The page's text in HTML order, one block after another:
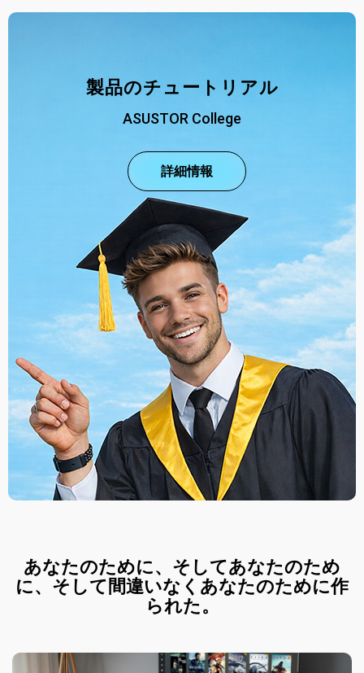
製品のチュートリアル
ASUSTOR College
詳細情報
あなたのために、そしてあなたのため
に、そして間違いなくあなたのために作
られた。